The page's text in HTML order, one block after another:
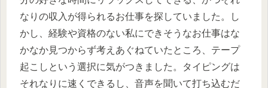
なりの収入が得られるお仕事を探していました。し
かし、経験や資格のない私にできそうなお仕事はな
かなか見つからず考えあぐねていたところ、テープ
起こしという選択に気がつきました。タイピングは
それなりに速くできるし、音声を聞いて打ち込むだ